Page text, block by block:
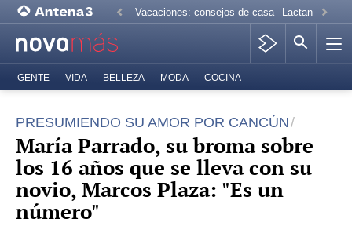
Vacaciones: consejos de casa Lactancia
GENTE VIDA BELLEZA MODA COCINA
PRESUMIENDO SU AMOR POR CANCÚN
María Parrado, su broma sobre
los 16 años que se lleva con su
novio, Marcos Plaza: "Es un
número"